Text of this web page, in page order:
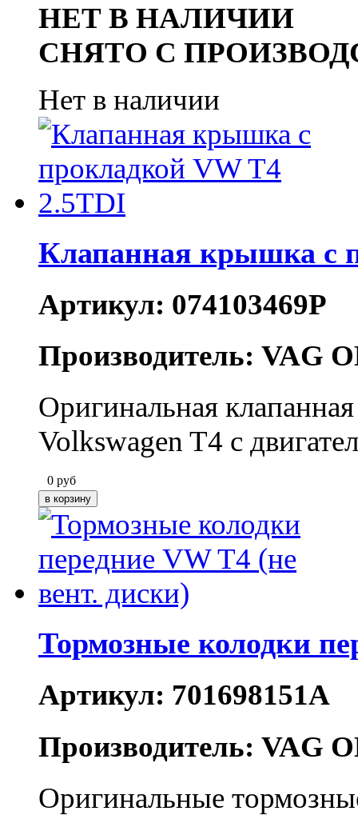
НЕТ В НАЛИЧИИ
СНЯТО С
Нет в наличии
Клапанная крышка с
Артикул: 074103469P
Производитель: VAG
Оригинальная
Volkswagen T4 с
0 руб
Тормозные колодки
Артикул: 701698151A
Производитель: VAG
Оригинальные